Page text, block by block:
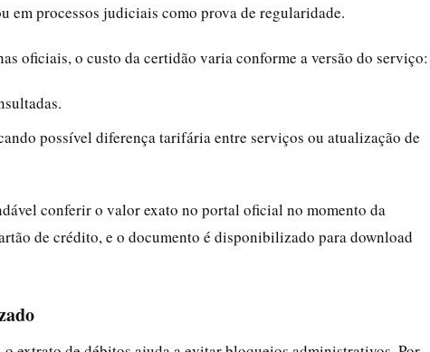
em processos judiciais como prova de regularidade.
oficiais, o custo da certidão varia conforme a versão do serviço:
possível diferença tarifária entre serviços ou atualização de
conferir o valor exato no portal oficial no momento da
de crédito, e o documento é disponibilizado para download